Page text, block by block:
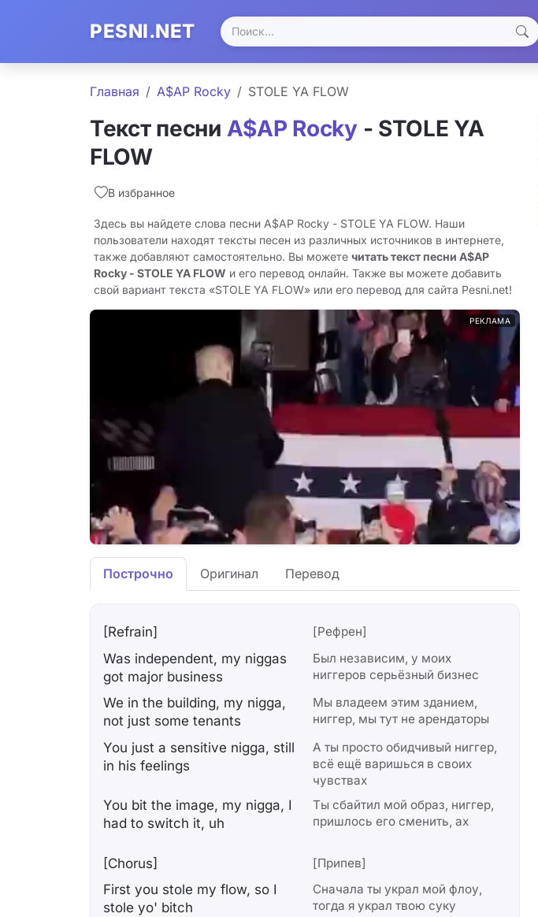
PESNI.NET
Главная A$AP Rocky STOLE YA FLOW
Текст песни A$AP Rocky- STOLE YA
FLOW
В избранное
Здесь вы найдете слова песни A$AP Rocky - STOLE YA FLOW. Наши
пользователи находят тексты песен из различных источников в интернете,
также добавляют самостоятельно. Вы можете читать текст песни A$AP
Rocky - STOLE YA FLOW и его перевод онлайн. Также вы можете добавить
свой вариант текста «STOLE YA FLOW» или его перевод для сайта Pesni.net!
РЕКЛАМА
Построчно Оригинал Перевод
[Refrain] [Рефрен]
Was independent, my niggas
got major business
Был независим, у моих
ниггеров серьёзный бизнес
We in the building, my nigga,
not just some tenants
Мы владеем этим зданием,
ниггер, мы тут не арендаторы
You just a sensitive nigga, still
in his feelings
А ты просто обидчивый ниггер,
всё ещё варишься в своих
чувствах
You bit the image, my nigga, I
had to switch it, uh
Ты сбайтил мой образ, ниггер,
пришлось его сменить, ах
[Chorus] [Припев]
First you stole my flow, so I
stole yo' bitch
Сначала ты украл мой флоу,
тогда я украл твою суку